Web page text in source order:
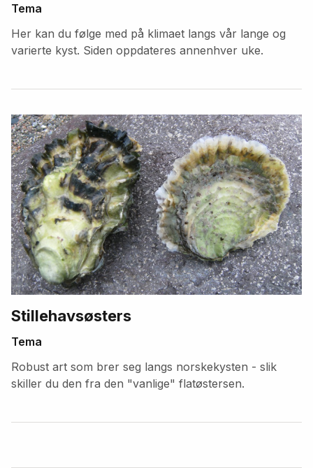
Tema
Her kan du følge med på klimaet langs vår lange og
varierte kyst. Siden oppdateres annenhver uke.
Stillehavsøsters
Tema
Robust art som brer seg langs norskekysten - slik
skiller du den fra den "vanlige" flatøstersen.